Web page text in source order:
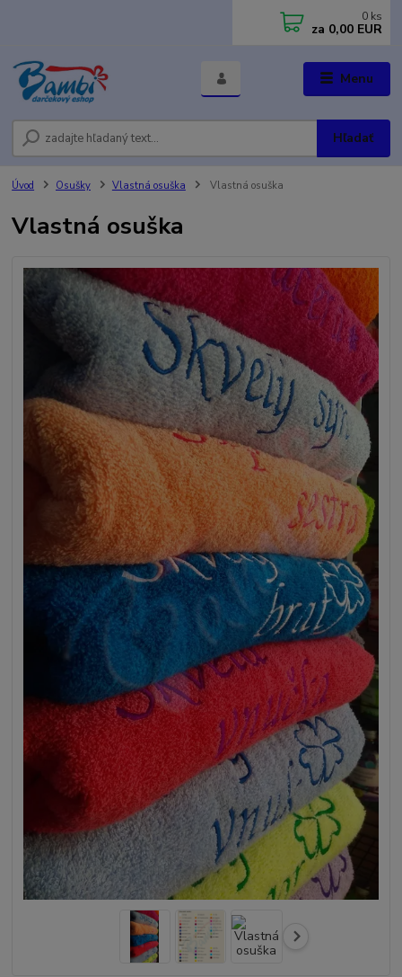
Menu
Hľadať
0 ks
za 0,00 EUR
Úvod Osušky Vlastná osuška Vlastná osuška
Vlastná osuška